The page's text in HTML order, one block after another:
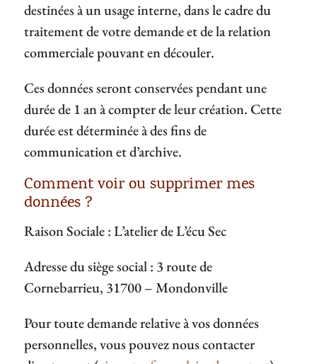
destinées à un usage interne, dans le cadre du
traitement de votre demande et de la relation
commerciale pouvant en découler.
Ces données seront conservées pendant une
durée de 1 an à compter de leur création. Cette
durée est déterminée à des fins de
communication et d’archive.
Comment voir ou supprimer mes
données ?
Raison Sociale : L’atelier de L’écu Sec
Adresse du siège social : 3 route de
Cornebarrieu, 31700 – Mondonville
Pour toute demande relative à vos données
personnelles, vous pouvez nous contacter